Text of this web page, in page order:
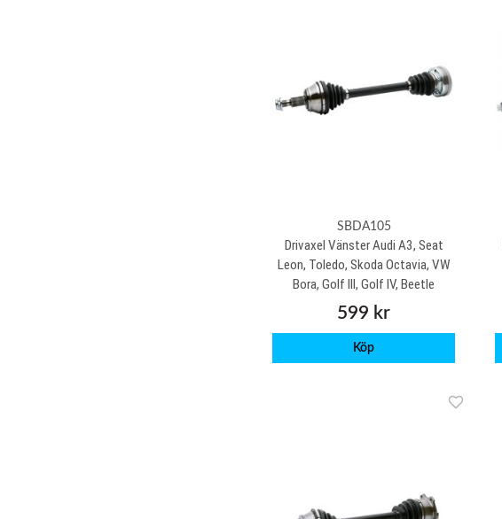
SBDA105
Drivaxel Vänster Audi A3, Seat
Leon, Toledo, Skoda Octavia, VW
Bora, Golf III, Golf IV, Beetle
599 kr
Köp